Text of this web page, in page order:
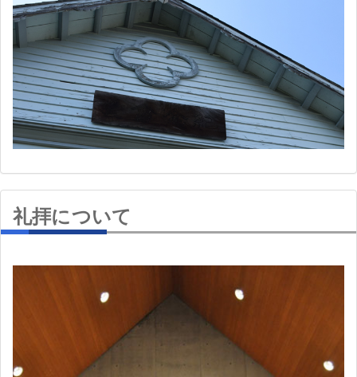
礼拝について